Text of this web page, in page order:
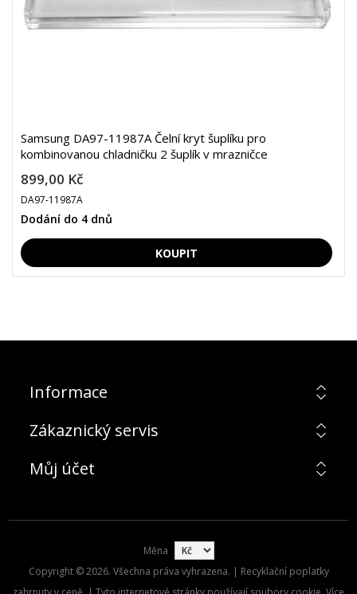
Samsung DA97-11987A Čelní kryt šuplíku pro
kombinovanou chladničku 2 šuplík v mrazničce
899,00 Kč
DA97-11987A
Dodání do 4 dnů
Informace
Zákaznický servis
Můj účet
Měna
Copyright © 2026. Všechna práva vyhrazena. | Recyklační poplatky